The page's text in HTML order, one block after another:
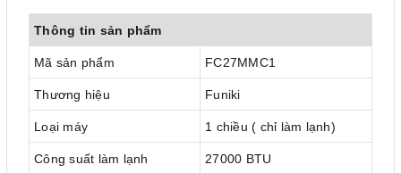
Thông tin sản phẩm
Mã sản phẩm FC27MMC1
Thương hiệu Funiki
Loại máy 1 chiều ( chỉ làm lạnh)
Công suất làm lạnh 27000 BTU